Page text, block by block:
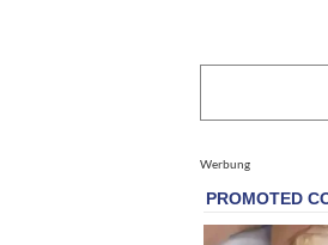
Werbung